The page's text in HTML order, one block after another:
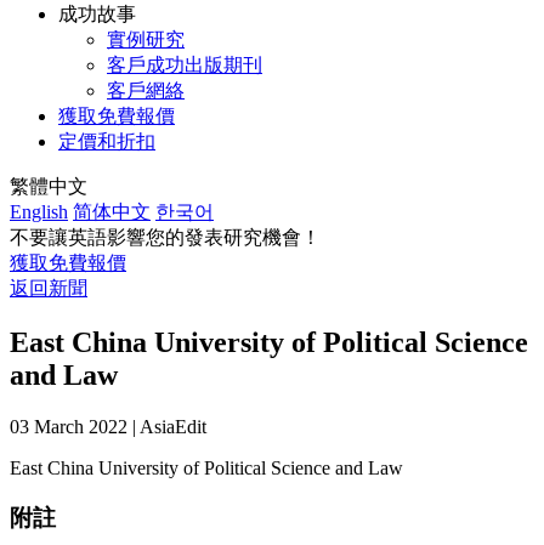
成功故事
實例研究
客戶成功出版期刊
客戶網絡
獲取免費報價
定價和折扣
繁體中文
English 简体中文 한국어
不要讓英語影響您的發表研究機會！
獲取免費報價
返回新聞
East China University of Political Science
and Law
03 March 2022 | AsiaEdit
East China University of Political Science and Law
附註